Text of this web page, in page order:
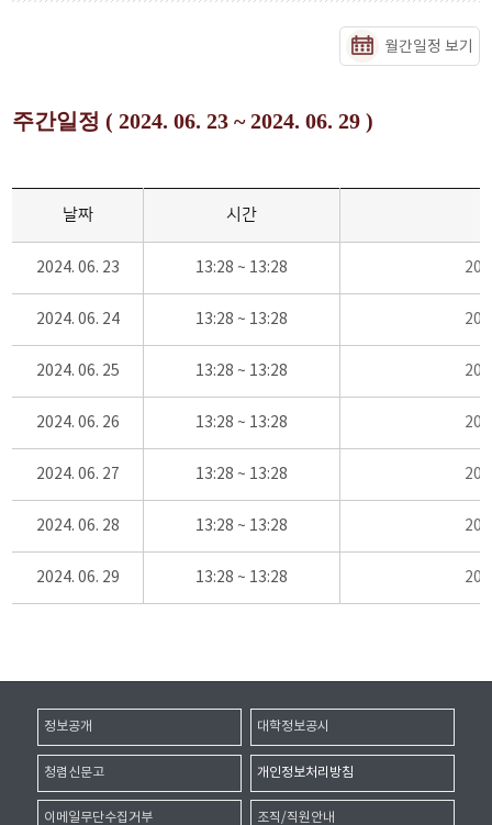
월간일정 보기
주간일정 ( 2024. 06. 23 ~ 2024. 06. 29 )
날짜 시간
2024. 06. 23 13:28 ~ 13:28
2024. 06. 24 13:28 ~ 13:28
2024. 06. 25 13:28 ~ 13:28
2024. 06. 26 13:28 ~ 13:28
2024. 06. 27 13:28 ~ 13:28
2024. 06. 28 13:28 ~ 13:28
2024. 06. 29 13:28 ~ 13:28
정보공개 대학정보공시
청렴신문고 개인정보처리방침
이메일무단수집거부 조직/직원안내